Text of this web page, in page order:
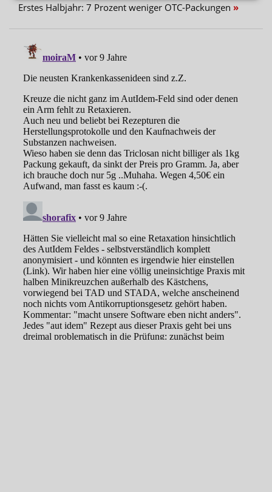
Erstes Halbjahr: 7 Prozent weniger OTC-Packungen